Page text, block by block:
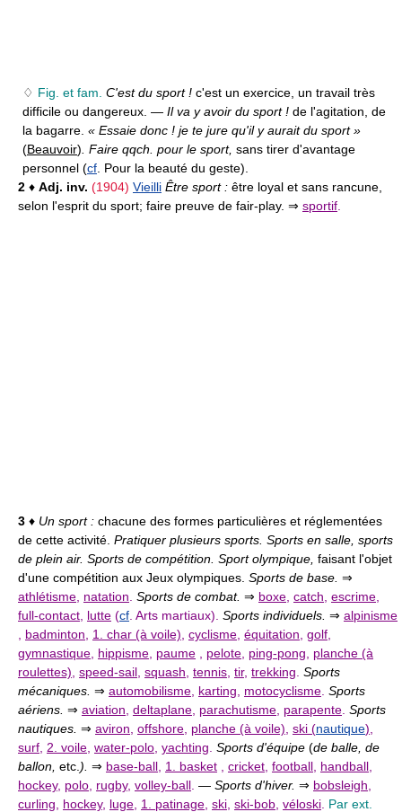
♢ Fig. et fam. C'est du sport ! c'est un exercice, un travail très
difficile ou dangereux. — Il va y avoir du sport ! de l'agitation, de
la bagarre. « Essaie donc ! je te jure qu'il y aurait du sport »
(Beauvoir) . Faire qqch. pour le sport, sans tirer d'avantage
personnel (cf . Pour la beauté du geste).
2 ♦ Adj. inv. (1904) Vieilli Être sport : être loyal et sans rancune,
selon l'esprit du sport; faire preuve de fair-play. ⇒ sportif
3 ♦ Un sport : chacune des formes particulières et réglementées
de cette activité. Pratiquer plusieurs sports. Sports en salle, sports
de plein air. Sports de compétition. Sport olympique, faisant l'objet
d'une compétition aux Jeux olympiques. Sports de base. ⇒
athlétisme natation Sports de combat. ⇒ boxe catch escrime
full-contact lutte (cf . Arts martiaux). Sports individuels. ⇒ alpinisme
badminton 1. char (à voile) cyclisme équitation golf
gymnastique hippisme paume pelote ping-pong
planche (à
roulettes) speed-sail squash tennis tir, trekking Sports
mécaniques. ⇒ automobilisme karting motocyclisme Sports
aériens. ⇒ aviation deltaplane parachutisme parapente Sports
nautiques. ⇒ aviron offshore planche (à voile) ski (nautique)
surf 2. voile water-polo yachting Sports d'équipe (de balle, de
ballon, etc. ). ⇒ base-ball 1. basket cricket football handball
hockey, polo rugby, volley-ball — Sports d'hiver. ⇒ bobsleigh
curling
hockey, luge 1. patinage ski ski-bob véloski Par ext.